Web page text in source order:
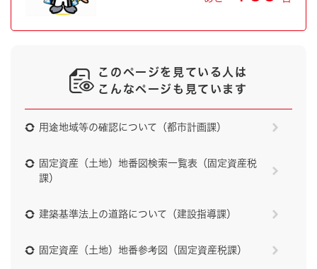
このページを見ている人は
こんなページも見ています
用途地域等の確認について（都市計画課）
固定資産（土地）地番図検索一覧表（固定資産税
課）
建築基準法上の道路について（建設指導課）
固定資産（土地）地番参考図（固定資産税課）